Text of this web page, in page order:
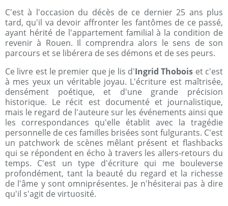
C'est à l'occasion du décès de ce dernier 25 ans plus
tard, qu'il va devoir affronter les fantômes de ce passé,
ayant hérité de l'appartement familial à la condition de
revenir à Rouen. Il comprendra alors le sens de son
parcours et se libérera de ses démons et de ses peurs.
Ce livre est le premier que je lis d'Ingrid Thobois et c'est
à mes yeux un véritable joyau. L'écriture est maîtrisée,
densément poétique, et d'une grande précision
historique. Le récit est documenté et journalistique,
mais le regard de l'auteure sur les événements ainsi que
les correspondances qu'elle établit avec la tragédie
personnelle de ces familles brisées sont fulgurants. C'est
un patchwork de scènes mêlant présent et flashbacks
qui se répondent en écho à travers les allers-retours du
temps. C'est un type d'écriture qui me bouleverse
profondément, tant la beauté du regard et la richesse
de l'âme y sont omniprésentes. Je n'hésiterai pas à dire
qu'il s'agit de virtuosité.